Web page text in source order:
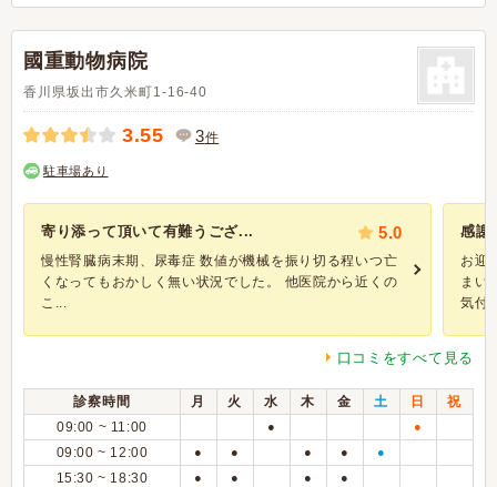
國重動物病院
香川県坂出市久米町1-16-40
3.55 3件
駐車場あり
寄り添って頂いて有難うござ... 5.0
慢性腎臓病末期、尿毒症 数値が機械を振り切る程いつ亡
くなってもおかしく無い状況でした。 他医院から近くの
こ...
感謝
お迎
まい
気付
口コミをすべて見る
診察時間 月 火 水 木 金 土 日
祝
09:00 ~ 11:00
● ●
09:00 ~ 12:00 ● ● ● ● ●
15:30 ~ 18:30 ● ● ● ●